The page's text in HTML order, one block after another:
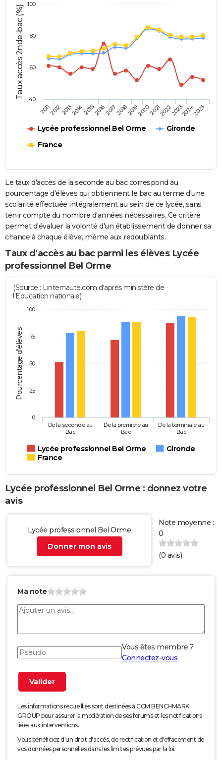
Taux accès 2nde-bac (%)
Lycée professionnel Bel Orme
Gironde
France
201120122013201420152016201720182019202020212022202320242025
40
60
80
100
Le taux d'accès de la seconde au bac correspond au
pourcentage d'élèves qui obtiennent le bac au terme d'une
scolarité effectuée intégralement au sein de ce lycée, sans
tenir compte du nombre d'années nécessaires. Ce critère
permet d'évaluer la volonté d'un établissement de donner sa
chance à chaque élève, même aux redoublants.
Taux d'accès au bac parmi les élèves Lycée
professionnel Bel Orme
Pourcentage d'élèves
(Source : Linternaute.com d'après ministère de
l'Education nationale)
Lycée professionnel Bel Orme
Gironde
France
De la seconde au
Bac
De la première au
Bac
De la terminale au
Bac
0
25
50
75
100
Lycée professionnel Bel Orme : donnez votre
avis
Lycée professionnel Bel Orme
Donner mon avis
Note moyenne :
0
(0 avis)
Ma note
Vous êtes membre ?
Connectez-vous
Les informations recueillies sont destinées à CCM BENCHMARK
GROUP pour assurer la modération de ses forums et les notifications
liées aux interventions.
Vous bénéficiez d'un droit d'accès, de rectification et d'effacement de
vos données personnelles dans les limites prévues par la loi.